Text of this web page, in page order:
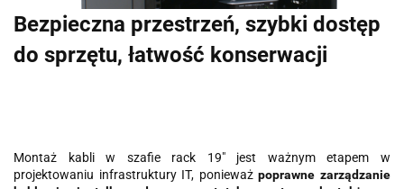
Bezpieczna przestrzeń, szybki dostęp
do sprzętu, łatwość konserwacji
Montaż kabli w szafie rack 19" jest ważnym etapem w
projektowaniu infrastruktury IT, ponieważpoprawne zarządzanie